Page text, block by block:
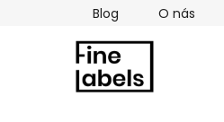
Blog O nás